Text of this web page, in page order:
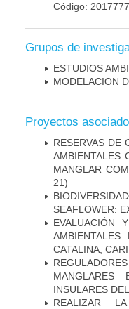
Código:
Grupos de
ESTUDIOS
MODELACION
Proyectos
RESERVAS DE
AMBIENTALES
MANGLAR
21)
SEAFLOWER:
EVALUACIÓN
CATALINA,
MANGLARES
INSULARES
REALIZAR